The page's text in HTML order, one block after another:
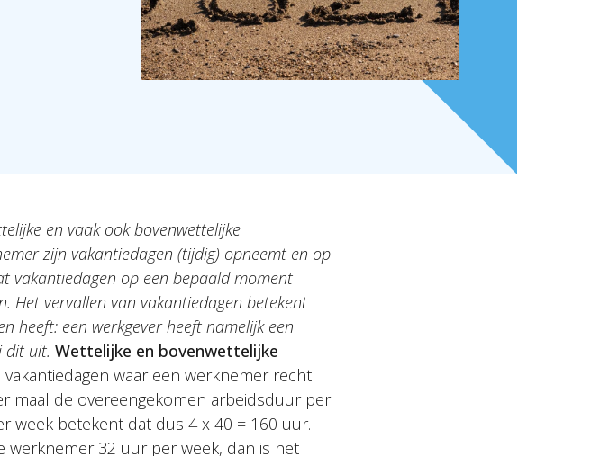
en vaak ook bovenwettelijke
zijn vakantiedagen (tijdig) opneemt en op
vakantiedagen op een bepaald moment
Het vervallen van vakantiedagen betekent
heeft: een werkgever heeft namelijk een
dit uit. Wettelijke en bovenwettelijke
waar een werknemer recht
maal de overeengekomen arbeidsduur per
week betekent dat dus 4 x 40 = 160 uur.
werknemer 32 uur per week, dan is het